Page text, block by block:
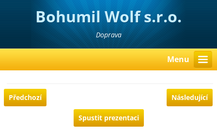
Bohumil Wolf s.r.o.
Doprava
Menu
Předchozí Následující
Spustit prezentaci